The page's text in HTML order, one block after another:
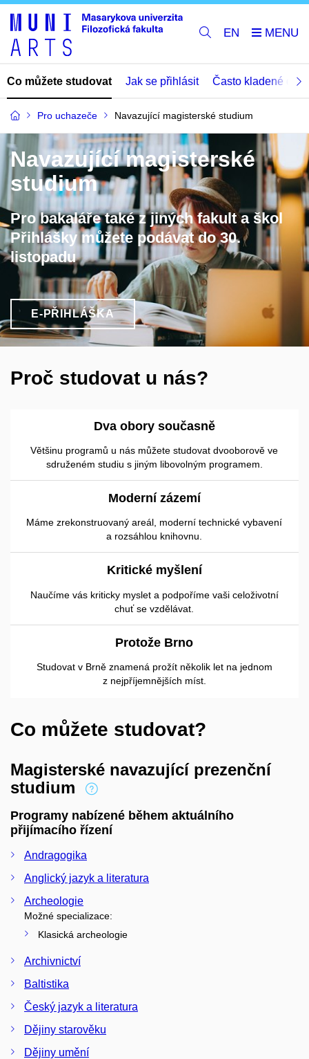
EN
Co můžete studovat Jak se přihlásit Často kladené
Pro uchazeče Navazující magisterské studium
Navazující magisterské
studium
Pro bakaláře také z jiných fakult a škol
Přihlášky můžete podávat do 30.
listopadu
E-PŘIHLÁŠKA
Proč studovat u nás?
Dva obory současně
Většinu programů u nás můžete studovat dvooborově ve
sdruženém studiu s jiným libovolným programem.
Moderní zázemí
Máme zrekonstruovaný areál, moderní technické vybavení
a rozsáhlou knihovnu.
Kritické myšlení
Naučíme vás kriticky myslet a podpoříme vaši celoživotní
chuť se vzdělávat.
Protože Brno
Studovat v Brně znamená prožít několik let na jednom
z nejpříjemnějších míst.
Co můžete studovat?
Magisterské navazující prezenční
studium
Programy nabízené během aktuálního
přijímacího řízení
Andragogika
Anglický jazyk a literatura
Archeologie
Možné specializace:
Klasická archeologie
Archivnictví
Baltistika
Český jazyk a literatura
Dějiny starověku
Dějiny umění